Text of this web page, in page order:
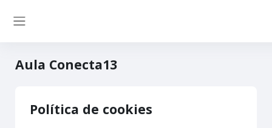
Aula Conecta13
Política de cookies